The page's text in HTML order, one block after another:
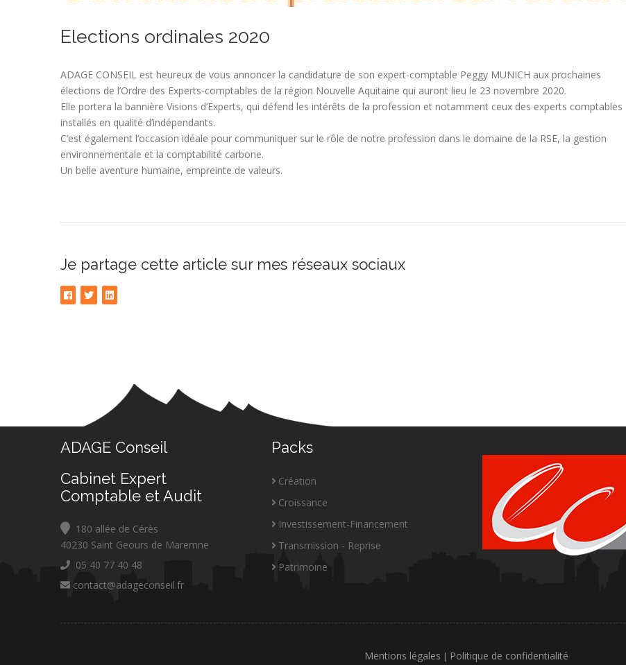
Elections ordinales 2020
ADAGE CONSEIL est heureux de vous annoncer la candidature de son expert-comptable Peggy MUNICH aux prochaines
élections de l’Ordre des Experts-comptables de la région Nouvelle Aquitaine qui auront lieu le 23 novembre 2020.
Elle portera la bannière Visions d’Experts, qui défend les intérêts de la profession et notamment ceux des experts comptables
installés en qualité d’indépendants.
C’est également l’occasion idéale pour communiquer sur le rôle de notre profession dans le domaine de la RSE, la gestion
environnementale et la comptabilité carbone.
Un belle aventure humaine, empreinte de valeurs.
Je partage cette article sur mes réseaux sociaux
ADAGE Conseil
Cabinet Expert
Comptable et Audit
180 allée de Cérès
40230 Saint Geours de Maremne
05 40 77 40 48
contact@adageconseil.fr
Packs
Création
Croissance
Investissement-Financement
Transmission - Reprise
Patrimoine
Mentions légales | Politique de confidentialité